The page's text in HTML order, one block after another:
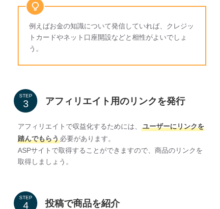
例えばお金の知識について発信していれば、クレジッ
トカードやネット口座開設などと相性がよいでしょ
う。
STEP アフィリエイト用のリンクを発行
アフィリエイトで収益化するためには、
ユーザーにリンクを
踏んでもらう必要があります。
ASPサイトで取得することができますので、商品のリンクを
取得しましょう。
STEP 投稿で商品を紹介